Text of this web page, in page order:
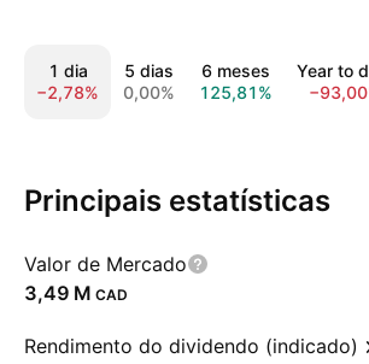
1 dia
−2,78%
5 dias
0,00%
6 meses
125,81%
Year to
Principais estatísticas
Valor de Mercado
‪3,49 M‬ CAD
Rendimento do dividendo (indicado)